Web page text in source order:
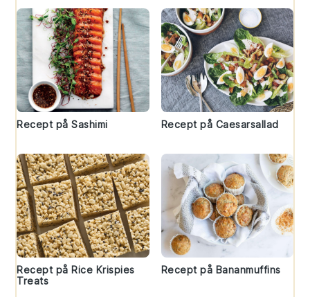
Recept på Sashimi Recept på Caesarsallad
Recept på Rice Krispies
Treats
Recept på Bananmuffins